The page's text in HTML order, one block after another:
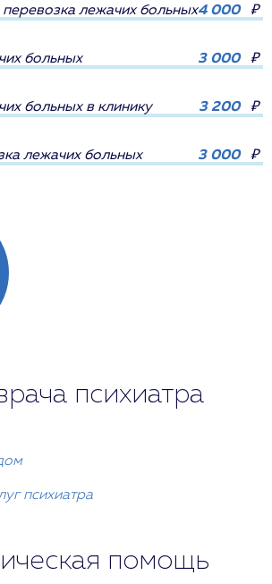
лежачих больных4 000 ₽
больных 3 000 ₽
больных в клинику 3 200 ₽
лежачих больных 3 000 ₽
психиатра
психиатра
помощь